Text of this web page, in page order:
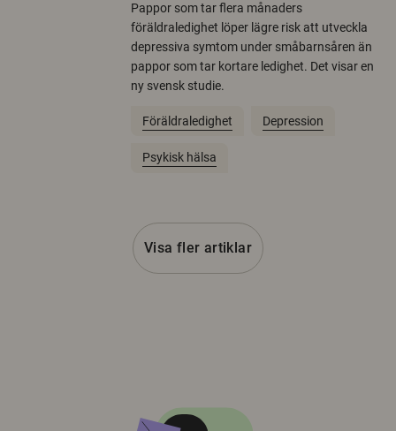
Pappor som tar flera månaders
föräldraledighet löper lägre risk att utveckla
depressiva symtom under småbarnsåren än
pappor som tar kortare ledighet. Det visar en
ny svensk studie.
Föräldraledighet Depression
Psykisk hälsa
Visa fler artiklar